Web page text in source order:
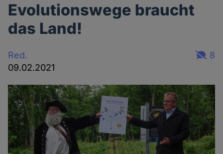
Evolutionswege braucht
das Land!
Red.
09.02.2021
8